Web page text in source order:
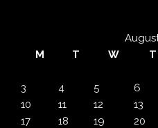
M
T W T
3
4 5 6
10
11 12 13
17
18 19 20